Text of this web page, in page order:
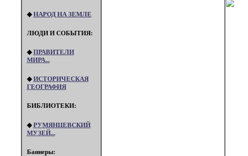
◆НАРОД НА ЗЕМЛЕ
ЛЮДИ И СОБЫТИЯ:
◆ПРАВИТЕЛИ
МИРА...
◆ИСТОРИЧЕСКАЯ
ГЕОГРАФИЯ
БИБЛИОТЕКИ:
◆РУМЯНЦЕВСКИЙ
МУЗЕЙ...
Баннеры: